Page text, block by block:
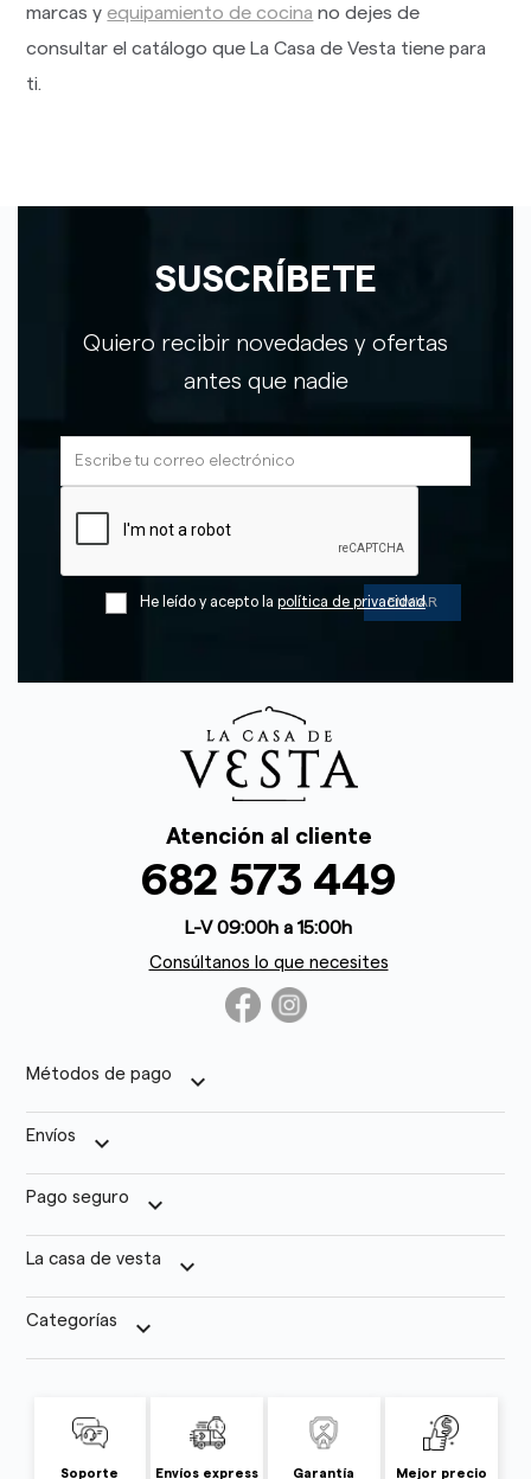
marcas yequipamiento de cocina no dejes de
consultar el catálogo que La Casa de Vesta tiene para
ti.
SUSCRÍBETE
Quiero recibir novedades y ofertas
antes que nadie
He leído y acepto la política de privacidad
Atención al cliente
682 573 449
L-V 09:00h a 15:00h
Consúltanos lo que necesites
Métodos de pago keyboard_arrow_down
Envíos keyboard_arrow_down
Pago seguro keyboard_arrow_down
La casa de vesta keyboard_arrow_down
Categorías keyboard_arrow_down
Soporte Envíos express Garantía Mejor precio